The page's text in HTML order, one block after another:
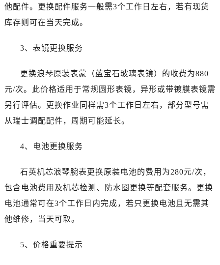
他配件。更换配件服务一般需3个工作日左右，若有现货
库存则可在当天完成。
3、表镜更换服务
更换浪琴原装表蒙（蓝宝石玻璃表镜）的收费为880
元/次。此价格适用于常规圆形表镜，异形或带镀膜表镜需
另行评估。更换作业同样需3个工作日左右，部分型号需
从瑞士调配配件，周期可能延长。
4、电池更换服务
石英机芯浪琴腕表更换原装电池的费用为280元/次，
包含电池费用及机芯检测、防水圈更换等配套服务。更换
电池通常可在3个工作日内完成，若只更换电池且无需其
他维修，当天可取。
5、价格重要提示